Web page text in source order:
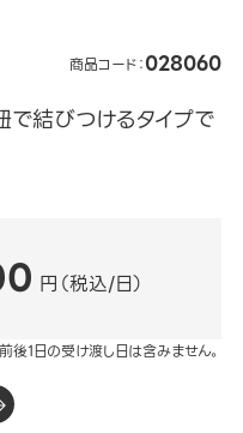
商品コード：028060
で結びつけるタイプで
円（税込/日）
1日の受け渡し日は含みません。